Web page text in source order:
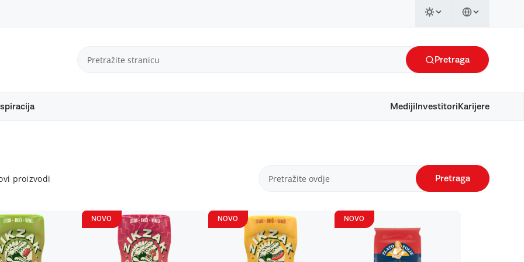
Pretraga
Mediji Investitori Karijere
proizvodi Pretraga
NOVO NOVO NOVO